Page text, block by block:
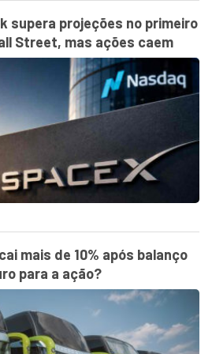
supera projeções no primeiro
Street, mas ações caem
mais de 10% após balanço
para a ação?